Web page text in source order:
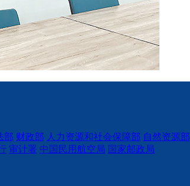
部 财政部 人力资源和社会保障部 自然资源部
审计署 中国民用航空局 国家邮政局